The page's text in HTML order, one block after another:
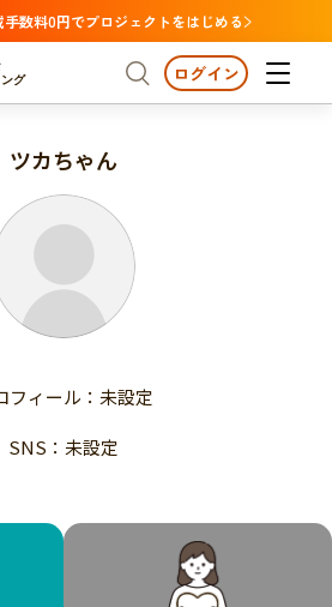
手数料0円でプロジェクトをはじめる
グ
がす 注目
支援金額が多い
支援人数が多い
終了日が近い
国際協力
子ども・教育
フード・農業
文化
環境・エシカル
人権・マイノリティ
金額が多い
了日が近い
す
祉
子ども・教育
権・マイノリティ
岩手 宮城
秋田
ログイン
ツカちゃん
フィール：未設定
SNS：未設定